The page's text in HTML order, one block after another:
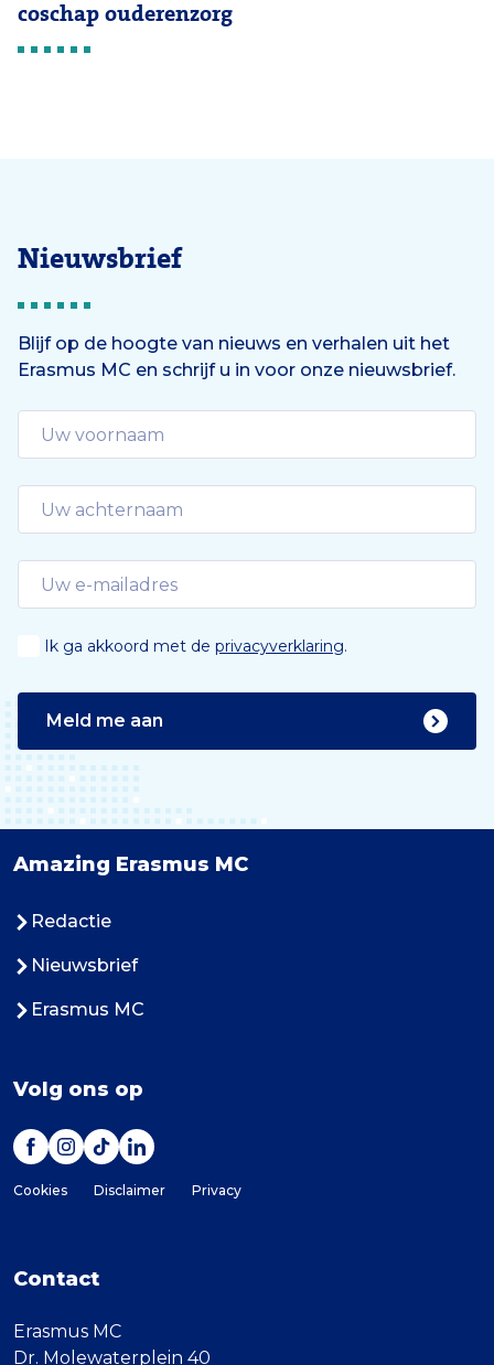
coschap ouderenzorg
Nieuwsbrief
Blijf op de hoogte van nieuws en verhalen uit het
Erasmus MC en schrijf u in voor onze nieuwsbrief.
Ik ga akkoord met de privacyverklaring.
Meld me aan
Amazing Erasmus MC
Redactie
Nieuwsbrief
Erasmus MC
Volg ons op
Cookies Disclaimer Privacy
Contact
Erasmus MC
Dr. Molewaterplein 40